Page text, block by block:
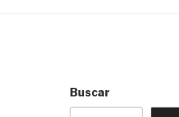
Buscar